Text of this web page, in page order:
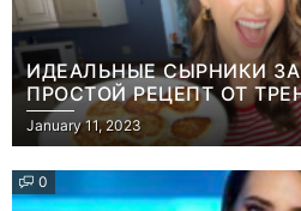
ИДЕАЛЬНЫЕ СЫРНИКИ ЗА
ПРОСТОЙ РЕЦЕПТ ОТ
ЩАСЛИВИХ” АНИТЫ
January 11, 2023
0